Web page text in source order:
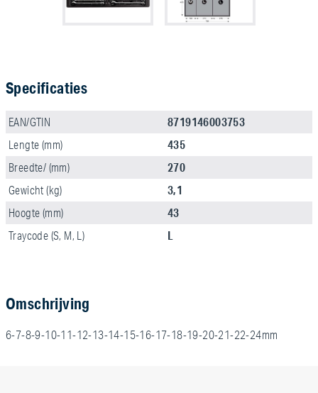
Specificaties
EAN/GTIN 8719146003753
Lengte (mm) 435
Breedte/ (mm) 270
Gewicht (kg) 3,1
Hoogte (mm) 43
Traycode (S, M, L) L
Omschrijving
6-7-8-9-10-11-12-13-14-15-16-17-18-19-20-21-22-24mm